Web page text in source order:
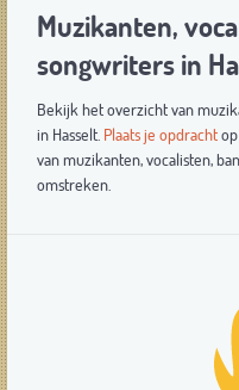
Muzikanten,
songwriters in
Bekijk het overzicht van
in Hasselt. Plaats je opdracht
van muzikanten, vocalisten,
omstreken.